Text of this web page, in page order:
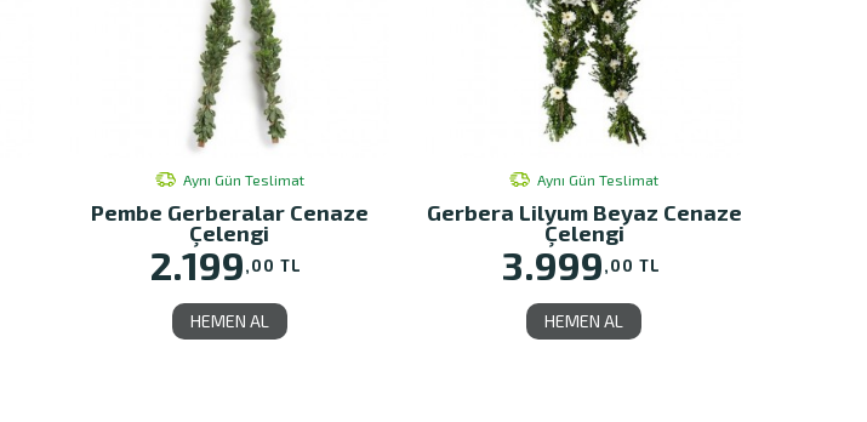
Aynı Gün Teslimat
Pembe Gerberalar Cenaze
Çelengi
2.199,00 TL
HEMEN AL
Aynı Gün Teslimat
Gerbera Lilyum Beyaz Cenaze
Çelengi
3.999,00 TL
HEMEN AL